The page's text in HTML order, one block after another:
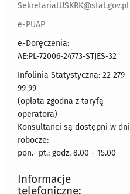
SekretariatUSKRK@stat.gov.pl
e-PUAP
e-Doręczenia:
AE:PL-72006-24773-STJES-32
Infolinia Statystyczna: 22 279
99 99
(opłata zgodna z taryfą
operatora)
Konsultanci są dostępni w dni
robocze:
pon.- pt.: godz. 8.00 - 15.00
Informacje
telefoniczne: